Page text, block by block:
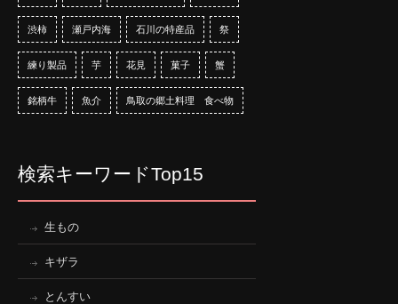
渋柿 瀬戸内海 石川の特産品 祭
練り製品 芋 花見 菓子 蟹
銘柄牛 魚介 鳥取の郷土料理 食べ物
検索キーワードTop15
生もの
キザラ
とんすい